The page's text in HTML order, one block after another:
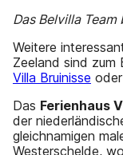
Das Belvilla
Weitere
Zeeland sind zum
Villa Bruinisse
Das Ferienhaus
der
gleichnamigen
Westerschelde,